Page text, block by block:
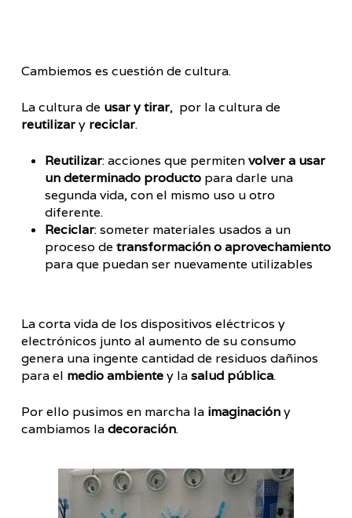
Cambiemos es cuestión de cultura.
La cultura de usar y tirar, por la cultura de
reutilizary reciclar.
Reutilizar: acciones que permitenvolver a usar
un determinado productopara darle una
segunda vida, con el mismo uso u otro
diferente.
Reciclar: someter materiales usados a un
proceso de transformación o aprovechamiento
para que puedan ser nuevamente utilizables
La corta vida de los dispositivos eléctricos y
electrónicos junto al aumento de su consumo
genera una ingente cantidad de residuos dañinos
para el medio ambientey lasalud pública.
Por ello pusimos en marcha la imaginacióny
cambiamos ladecoración.